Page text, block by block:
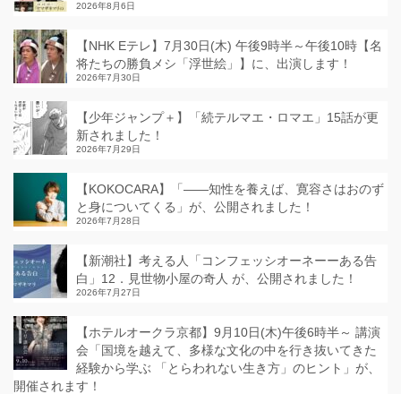
2026年8月6日
【NHK Eテレ】7月30日(木) 午後9時半～午後10時【名
将たちの勝負メシ「浮世絵」】に、出演します！
2026年7月30日
【少年ジャンプ＋】「続テルマエ・ロマエ」15話が更
新されました！
2026年7月29日
【KOKOCARA】「——知性を養えば、寛容さはおのず
と身についてくる」が、公開されました！
2026年7月28日
【新潮社】考える人「コンフェッシオーネーーある告
白」12．見世物小屋の奇人 が、公開されました！
2026年7月27日
【ホテルオークラ京都】9月10日(木)午後6時半～ 講演
会「国境を越えて、多様な文化の中を行き抜いてきた
経験から学ぶ 「とらわれない生き方」のヒント」が、
開催されます！